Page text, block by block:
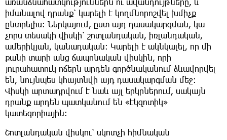
իմանալով դրանք՝ կարելի է կողմնորոշվել խմիչք
ընտրելիս: Ներկայում, ըստ այդ դասակարգման, կա
չորս տեսակի վիսկի՝ շոտլանդական, իռլանդական,
ամերիկյան, կանադական: Կարելի է ակնկալել, որ մի
քանի տարի անց ճապոնական վիսկին, որի
յուրահատուկ ոճերն արդեն գործնականում ձևավորվել
են, նույնպես կհայտնվի այդ դասակարգման մեջ։
Վիսկի արտադրվում է նաև այլ երկրներում, սակայն
դրանք արդեն պատկանում են «էկզոտիկ»
կատեգորիային։
Շոտլանդական վիսկու՝ սկոտչի հիմնական